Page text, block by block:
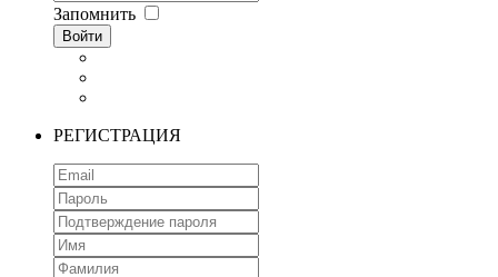
Запомнить
Войти
РЕГИСТРАЦИЯ